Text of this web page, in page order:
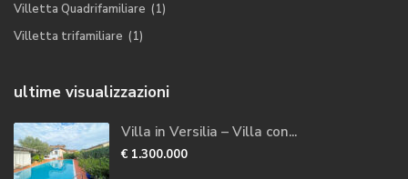
Villetta Quadrifamiliare (1)
Villetta trifamiliare (1)
ultime visualizzazioni
Villa in Versilia – Villa con...
€ 1.300.000